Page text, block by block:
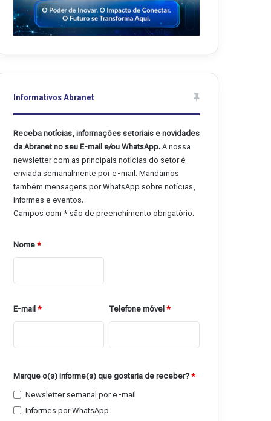
Informativos Abranet
Receba notícias, informações setoriais e novidades
da Abranet no seu E-mail e/ou WhatsApp.A nossa
newsletter com as principais notícias do setor é
enviada semanalmente por e-mail. Mandamos
também mensagens por WhatsApp sobre notícias,
informes e eventos.
Campos com * são de preenchimento obrigatório.
Nome*
E-mail* Telefone móvel *
Marque o(s) informe(s) que gostaria de receber?*
Newsletter semanal por e-mail
Informes por WhatsApp